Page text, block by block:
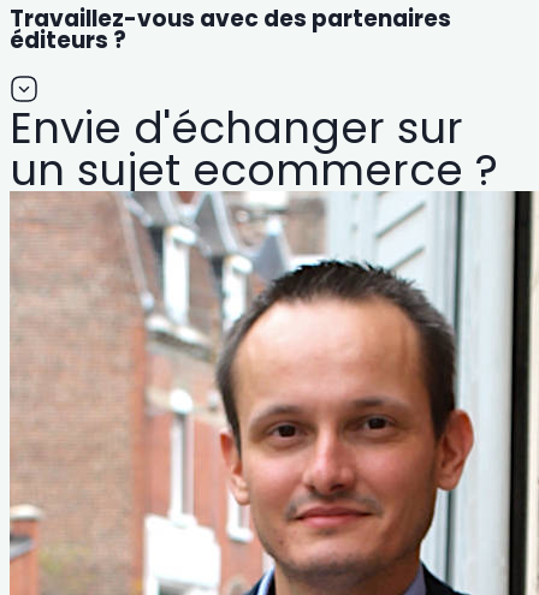
Travaillez-vous avec des partenaires
éditeurs ?
Envie d'échanger sur
un sujet ecommerce ?